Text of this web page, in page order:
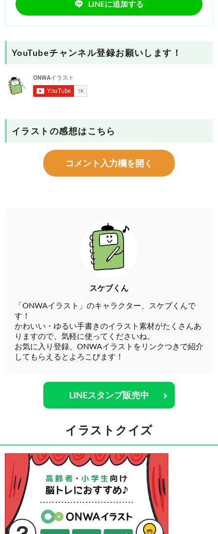
LINEに追加する
YouTubeチャンネル登録お願いします！
イラストの感想はこちら
コメント入力欄を開く
スケブくん
「ONWAイラスト」のキャラクター、スケブくんで
す！
かわいい・ゆるい手書きのイラスト素材がたくさんあ
りますので、気軽に使ってくださいね。
お気に入り登録、ONWAイラストをリンクつきで紹介
してもらえるとよろこびます！
LINEスタンプ販売中
イラストクイズ